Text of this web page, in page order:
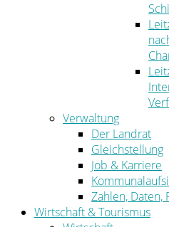
Verwaltung
Der Landrat
Gleichstellung
Job & Karriere
Zahlen, Daten,
Wirtschaft & Tourismus